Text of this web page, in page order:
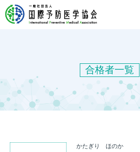
合格者一覧
かたぎり ほのか